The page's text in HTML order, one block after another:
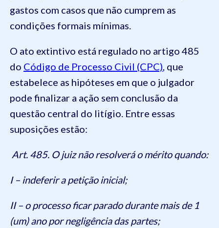
gastos com casos que não cumprem as
condições formais mínimas.
O ato extintivo está regulado no artigo 485
do Código de Processo Civil (CPC) , que
estabelece as hipóteses em que o julgador
pode finalizar a ação sem conclusão da
questão central do litígio. Entre essas
suposições estão:
Art. 485. O juiz não resolverá o mérito quando:
I – indeferir a petição inicial;
II – o processo ficar parado durante mais de 1
(um) ano por negligência das partes;